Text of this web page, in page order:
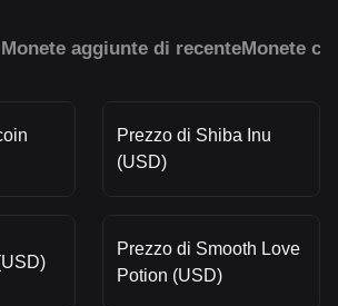
Monete aggiunte di recenteMonete
Prezzo di Shiba Inu
(USD)
Prezzo di Smooth Love
Potion (USD)